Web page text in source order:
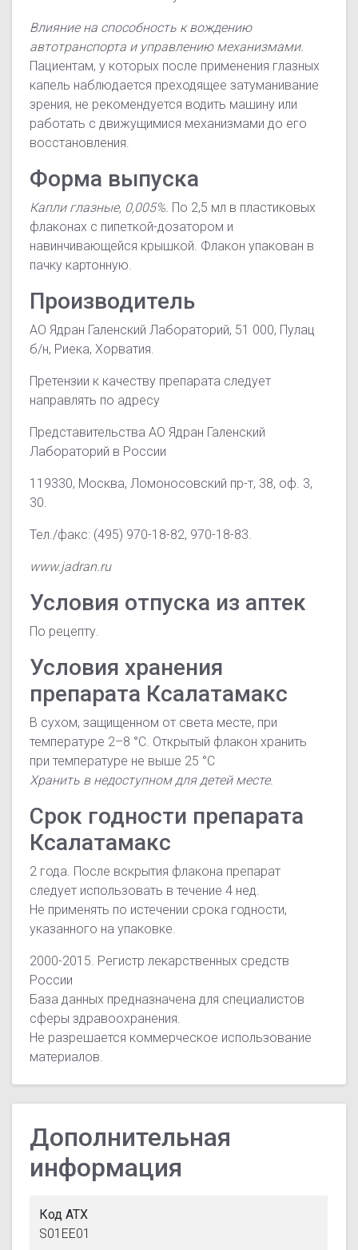
Влияние на способность к вождению
автотранспорта и управлению механизмами.
Пациентам, у которых после применения глазных
капель наблюдается преходящее затуманивание
зрения, не рекомендуется водить машину или
работать с движущимися механизмами до его
восстановления.
Форма выпуска
Капли глазные, 0,005%. По 2,5 мл в пластиковых
флаконах с пипеткой-дозатором и
навинчивающейся крышкой. Флакон упакован в
пачку картонную.
Производитель
АО Ядран Галенский Лабораторий, 51 000, Пулац
б/н, Риека, Хорватия.
Претензии к качеству препарата следует
направлять по адресу
Представительства АО Ядран Галенский
Лабораторий в России
119330, Москва, Ломоносовский пр-т, 38, оф. 3,
30.
Тел./факс: (495) 970-18-82, 970-18-83.
www.jadran.ru
Условия отпуска из аптек
По рецепту.
Условия хранения
препарата Ксалатамакс
В сухом, защищенном от света месте, при
температуре 2–8 °C. Открытый флакон хранить
при температуре не выше 25 °C
Хранить в недоступном для детей месте.
Срок годности препарата
Ксалатамакс
2 года. После вскрытия флакона препарат
следует использовать в течение 4 нед.
Не применять по истечении срока годности,
указанного на упаковке.
2000-2015. Регистр лекарственных средств
России
База данных предназначена для специалистов
сферы здравоохранения.
Не разрешается коммерческое использование
материалов.
Дополнительная
информация
Код АТХ
S01EE01